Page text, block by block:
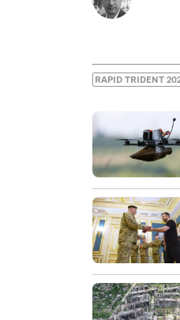
RAPID TRIDENT